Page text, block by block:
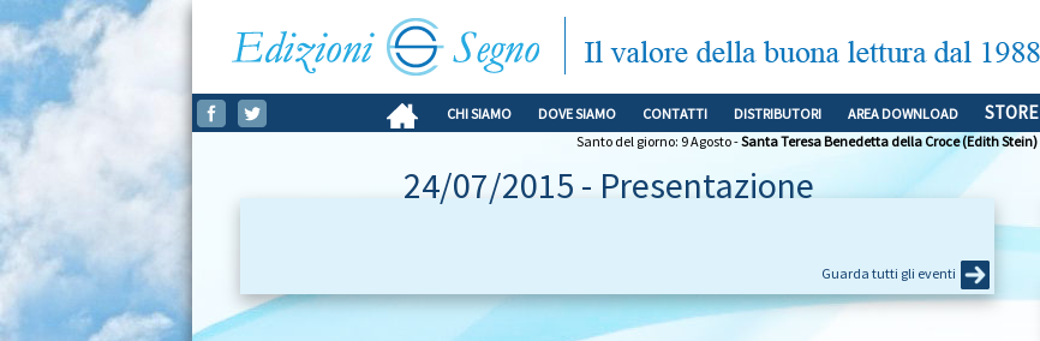
CHI SIAMO DOVE SIAMO CONTATTI DISTRIBUTORI AREA DOWNLOAD STORE
Santo del giorno: 9 Agosto -Santa Teresa Benedetta della Croce (Edith Stein)
24/07/2015 - Presentazione
Guarda tutti gli eventi